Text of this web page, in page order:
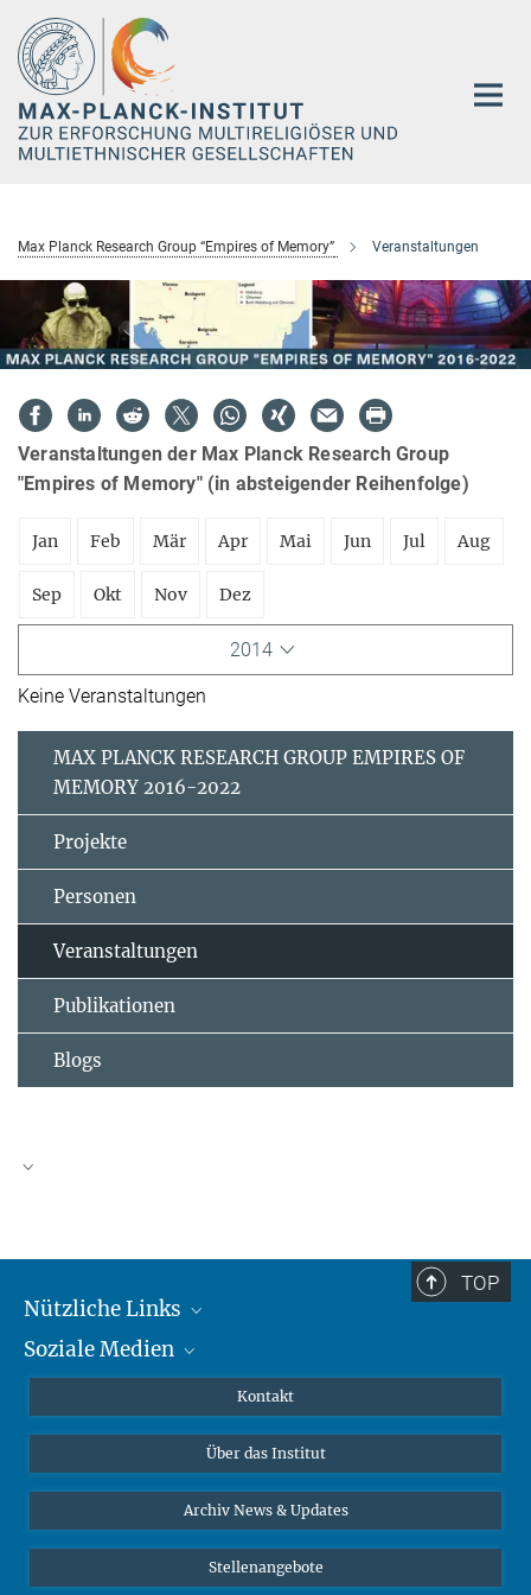
Hauptinhalt
Max Planck Research Group “Empires of Memory” Veranstaltungen
Veranstaltungen der Max Planck Research Group
"Empires of Memory" (in absteigender Reihenfolge)
Jan Feb Mär Apr Mai Jun Jul Aug
Sep Okt Nov Dez
2014
Keine Veranstaltungen
MAX PLANCK RESEARCH GROUP EMPIRES OF
MEMORY 2016-2022
Projekte
Personen
Veranstaltungen
Publikationen
Blogs
Dr. Jeremy F. Walton, Forschungsgruppenleiter
TOP
Nützliche Links
MMG Alumni Corner
Online-Vorträge
Interviews zum Thema "Diversity"
Soziale Medien
Bluesky
Kontakt
Über das Institut
Archiv News & Updates
Stellenangebote